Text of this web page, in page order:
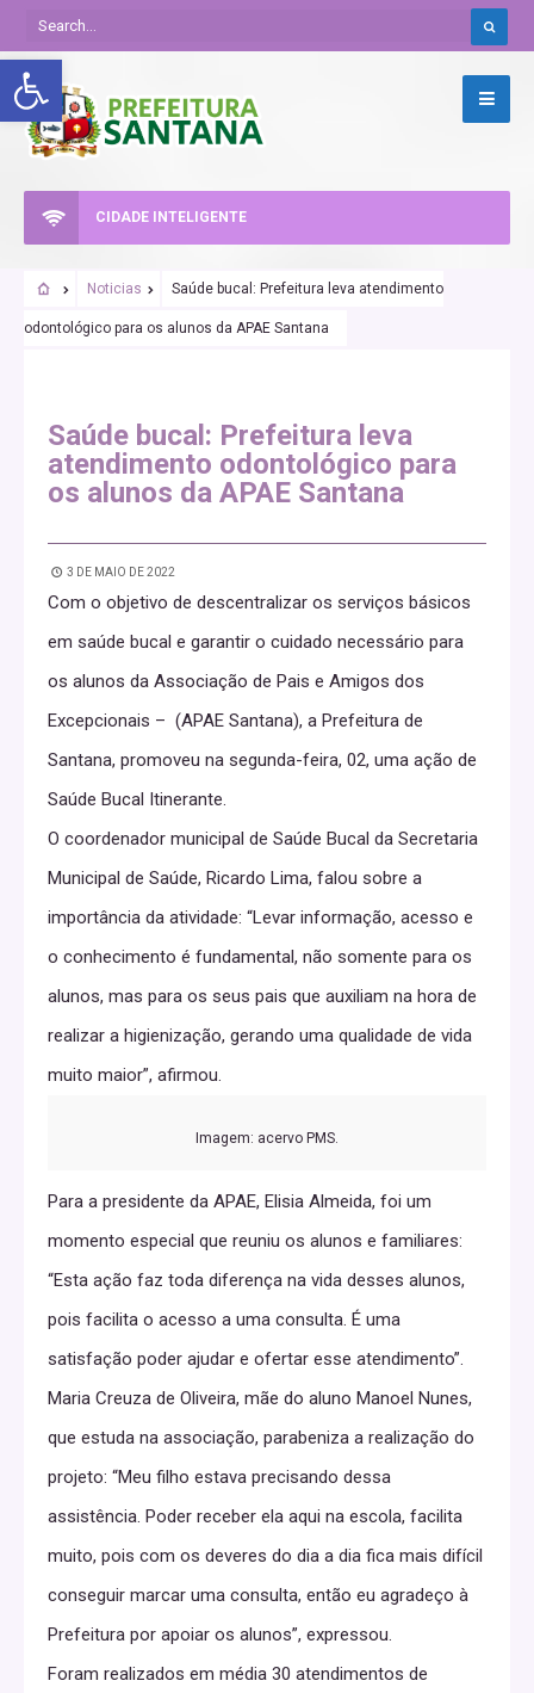
Abrir a barra de ferramentas
CIDADE INTELIGENTE
Noticias Saúde bucal: Prefeitura leva atendimento
odontológico para os alunos da APAE Santana
Saúde bucal: Prefeitura leva
atendimento odontológico para
os alunos da APAE Santana
3 DE MAIO DE 2022
Com o objetivo de descentralizar os serviços básicos
em saúde bucal e garantir o cuidado necessário para
os alunos da Associação de Pais e Amigos dos
Excepcionais – (APAE Santana), a Prefeitura de
Santana, promoveu na segunda-feira, 02, uma ação de
Saúde Bucal Itinerante.
O coordenador municipal de Saúde Bucal da Secretaria
Municipal de Saúde, Ricardo Lima, falou sobre a
importância da atividade: “Levar informação, acesso e
o conhecimento é fundamental, não somente para os
alunos, mas para os seus pais que auxiliam na hora de
realizar a higienização, gerando uma qualidade de vida
muito maior”, afirmou.
Imagem: acervo PMS.
Para a presidente da APAE, Elisia Almeida, foi um
momento especial que reuniu os alunos e familiares:
“Esta ação faz toda diferença na vida desses alunos,
pois facilita o acesso a uma consulta. É uma
satisfação poder ajudar e ofertar esse atendimento”.
Maria Creuza de Oliveira, mãe do aluno Manoel Nunes,
que estuda na associação, parabeniza a realização do
projeto: “Meu filho estava precisando dessa
assistência. Poder receber ela aqui na escola, facilita
muito, pois com os deveres do dia a dia fica mais difícil
conseguir marcar uma consulta, então eu agradeço à
Prefeitura por apoiar os alunos”, expressou.
Foram realizados em média 30 atendimentos de